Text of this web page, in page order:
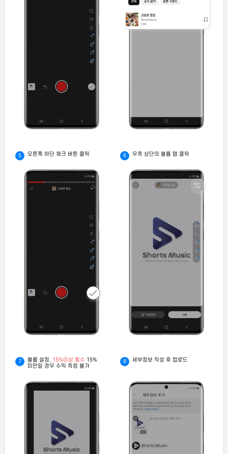
오른쪽 하단 체크 버튼 클릭 우측 상단의 볼륨 탭 클릭
볼륨 설정, 15%이상 필수 15%
미만일 경우 수익 측정 불가
세부정보 작성 후 업로드